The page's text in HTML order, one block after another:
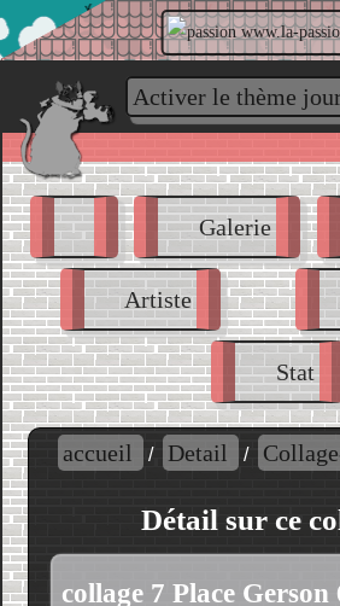
www.la-
Activer le thème
Galerie
Artiste
Stat
accueil / Detail /
Détail sur ce
collage 7 Place